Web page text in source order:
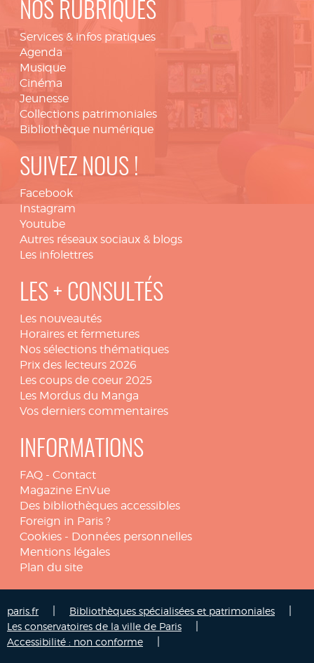
NOS RUBRIQUES
Services & infos pratiques
Agenda
Musique
Cinéma
Jeunesse
Collections patrimoniales
Bibliothèque numérique
SUIVEZ NOUS !
Facebook
Instagram
Youtube
Autres réseaux sociaux & blogs
Les infolettres
LES + CONSULTÉS
Les nouveautés
Horaires et fermetures
Nos sélections thématiques
Prix des lecteurs 2026
Les coups de coeur 2025
Les Mordus du Manga
Vos derniers commentaires
INFORMATIONS
FAQ - Contact
Magazine EnVue
Des bibliothèques accessibles
Foreign in Paris ?
Cookies - Données personnelles
Mentions légales
Plan du site
paris.fr Bibliothèques spécialisées et patrimoniales
Les conservatoires de la ville de Paris
Accessibilité : non conforme